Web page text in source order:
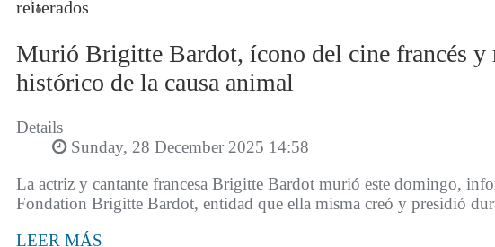
reiterados
Murió Brigitte Bardot, ícono del cine francés y
histórico de la causa animal
Details
Sunday, 28 December 2025 14:58
La actriz y cantante francesa Brigitte Bardot murió este domingo,
Fondation Brigitte Bardot, entidad que ella misma creó y presidió
LEER MÁS